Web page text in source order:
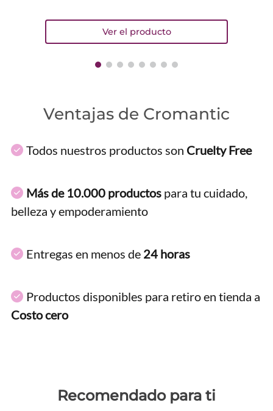
Ventajas de Cromantic
Todos nuestros productos son Cruelty Free
Más de 10.000 productos para tu cuidado,
belleza y empoderamiento
Entregas en menos de 24 horas
Productos disponibles para retiro en tienda a
Costo cero
Recomendado para ti